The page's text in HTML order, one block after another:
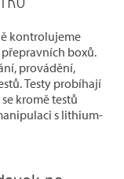
kontrolujeme
boxů.
provádění,
Testy probíhají
kromě testů
s lithium-